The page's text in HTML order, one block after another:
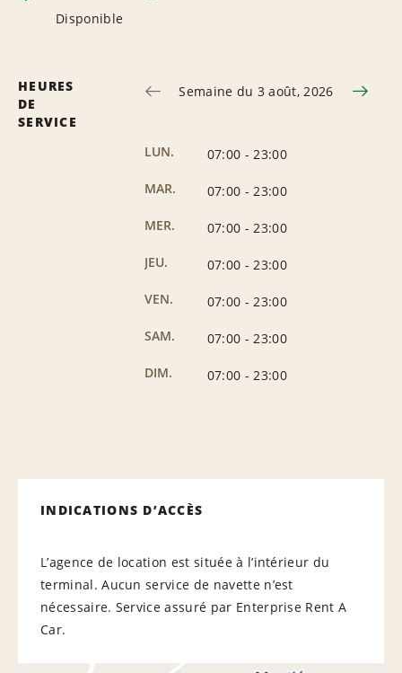
Disponible
HEURES
DE
SERVICE
Semaine du 3 août, 2026
LUN. 07:00 - 23:00
MAR.
07:00 - 23:00
MER.
07:00 - 23:00
JEU.
07:00 - 23:00
VEN.
07:00 - 23:00
SAM.
07:00 - 23:00
DIM.
07:00 - 23:00
INDICATIONS D’ACCÈS
L’agence de location est située à l’intérieur du
terminal. Aucun service de navette n’est
nécessaire. Service assuré par Enterprise Rent A
Car.